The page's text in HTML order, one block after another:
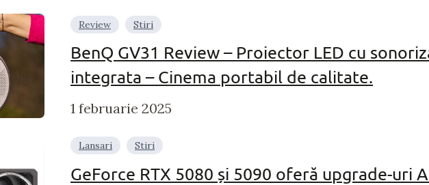
Review Stiri
BenQ GV31 Review – Proiector LED cu
integrata – Cinema portabil de calitate.
1 februarie 2025
Lansari Stiri
GeForce RTX 5080 și 5090 oferă upgrade-uri